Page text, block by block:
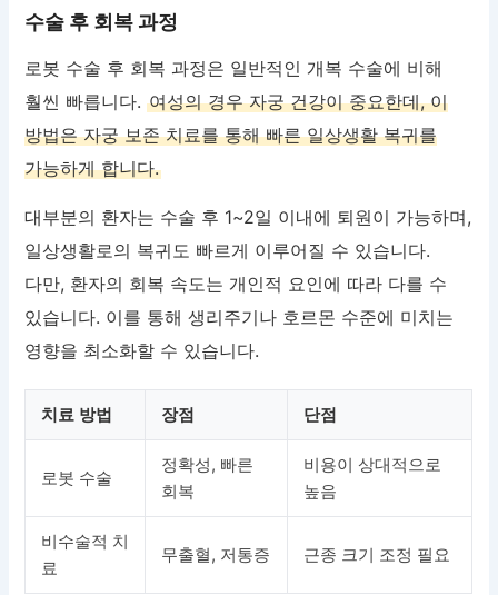
수술 후 회복 과정
로봇 수술 후 회복 과정은 일반적인 개복 수술에 비해
훨씬 빠릅니다.여성의 경우 자궁 건강이 중요한데, 이
방법은 자궁 보존 치료를 통해 빠른 일상생활 복귀를
가능하게 합니다.
대부분의 환자는 수술 후 1~2일 이내에 퇴원이 가능하며,
일상생활로의 복귀도 빠르게 이루어질 수 있습니다.
다만, 환자의 회복 속도는 개인적 요인에 따라 다를 수
있습니다. 이를 통해 생리주기나 호르몬 수준에 미치는
영향을 최소화할 수 있습니다.
치료 방법 장점 단점
로봇 수술
정확성, 빠른
회복
비용이 상대적으로
높음
비수술적 치
료
무출혈, 저통증 근종 크기 조정 필요